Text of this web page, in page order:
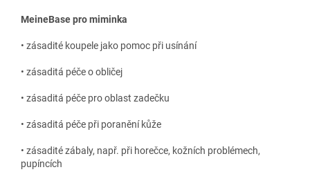
MeineBase pro miminka
• zásadité koupele jako pomoc při usínání
• zásaditá péče o obličej
• zásaditá péče pro oblast zadečku
• zásaditá péče při poranění kůže
• zásadité zábaly, např. při horečce, kožních problémech,
pupíncích